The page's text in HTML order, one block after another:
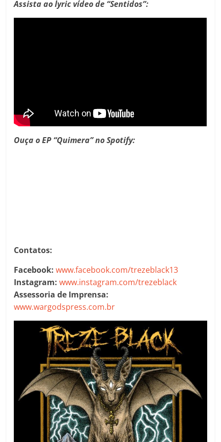
Assista ao lyric vídeo de “Sentidos”:
Ouça o EP “Quimera” no Spotify:
Contatos:
Facebook:www.facebook.com/trezeblack13
Instagram: www.instagram.com/trezeblack
Assessoria de Imprensa:
www.wargodspress.com.br